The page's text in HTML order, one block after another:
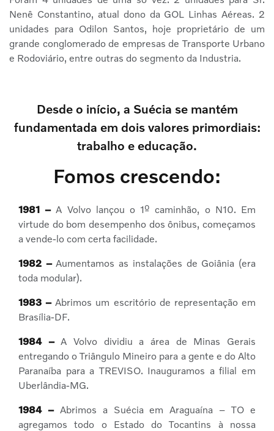
Nenê Constantino, atual dono da GOL Linhas Aéreas. 2
unidades para Odilon Santos, hoje proprietário de um
grande conglomerado de empresas de Transporte Urbano
e Rodoviário, entre outras do segmento da Industria.
Desde o início, a Suécia se mantém
fundamentada em dois valores primordiais:
trabalho e educação.
Fomos crescendo:
1981 –A Volvo lançou o 1º caminhão, o N10. Em
virtude do bom desempenho dos ônibus, começamos
a vende-lo com certa facilidade.
1982 –Aumentamos as instalações de Goiânia (era
toda modular).
1983 –Abrimos um escritório de representação em
Brasília-DF.
1984 –A Volvo dividiu a área de Minas Gerais
entregando o Triângulo Mineiro para a gente e do Alto
Paranaíba para a TREVISO. Inauguramos a filial em
Uberlândia-MG.
1984 –Abrimos a Suécia em Araguaína – TO e
agregamos todo o Estado do Tocantins à nossa